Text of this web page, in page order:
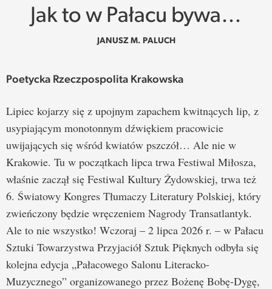
REKOMENDACJE
SŁOWO
FELIETONY
TEKSTY Z MIESIĘCZNIKA
PODCAST
Jak to w Pałacu bywa…
JANUSZ M. PALUCH
Poetycka Rzeczpospolita Krakowska
Lipiec kojarzy się z upojnym zapachem kwitnących lip, z
usypiającym monotonnym dźwiękiem pracowicie
uwijających się wśród kwiatów pszczół… Ale nie w
Krakowie. Tu w początkach lipca trwa Festiwal Miłosza,
właśnie zaczął się Festiwal Kultury Żydowskiej, trwa też
6. Światowy Kongres Tłumaczy Literatury Polskiej, który
zwieńczony będzie wręczeniem Nagrody Transatlantyk.
Ale to nie wszystko! Wczoraj – 2 lipca 2026 r. – w Pałacu
Sztuki Towarzystwa Przyjaciół Sztuk Pięknych odbyła się
kolejna edycja „Pałacowego Salonu Literacko-
Muzycznego” organizowanego przez Bożenę Bobę-Dygę,